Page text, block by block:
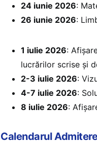
24 iunie 2026:
26 iunie 2026:
1 iulie 2026:
lucrărilor scrise și
2-3 iulie 2026:
4-7 iulie 2026:
8 iulie 2026:
Calendarul